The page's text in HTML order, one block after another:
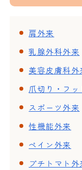
肩外来
乳腺外科外来
美容皮膚科
爪切り・フ
スポーツ外来
性機能外来
ペイン外来
プチトマト